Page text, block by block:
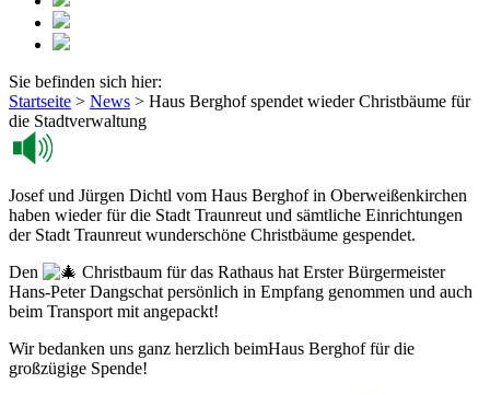
Sie befinden sich hier:
Startseite > News > Haus Berghof spendet wieder Christbäume für
die Stadtverwaltung
Josef und Jürgen Dichtl vom Haus Berghof in Oberweißenkirchen
haben wieder für die Stadt Traunreut und sämtliche Einrichtungen
der Stadt Traunreut wunderschöne Christbäume gespendet.
Den
Christbaum für das Rathaus hat Erster Bürgermeister
Hans-Peter Dangschat persönlich in Empfang genommen und auch
beim Transport mit angepackt!
Wir bedanken uns ganz herzlich beimHaus Berghof für die
großzügige Spende!